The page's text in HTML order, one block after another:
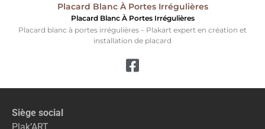
Placard Blanc À Portes Irrégulières
Placard Blanc À Portes Irrégulières
Placard blanc à portes irrégulières – Plakart expert en création et
installation de placard
Siège social